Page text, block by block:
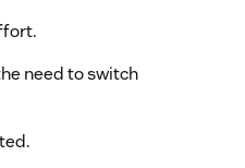
need to switch